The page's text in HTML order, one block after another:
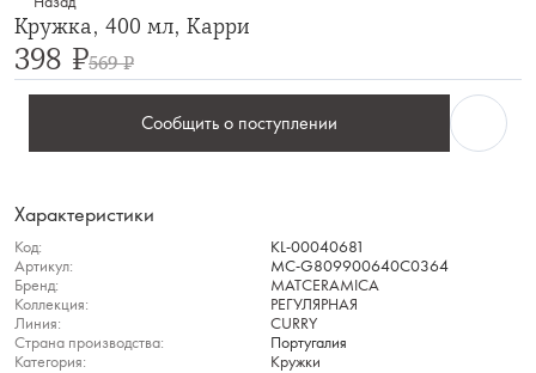
Кружка, 400 мл, Карри
398 ₽569 ₽
Сообщить о поступлении
Характеристики
Код:
KL-00040681
Артикул:
MC-G809900640C0364
Бренд:
MATCERAMICA
Коллекция:
РЕГУЛЯРНАЯ
Линия:
CURRY
Страна производства:
Португалия
Категория:
Кружки